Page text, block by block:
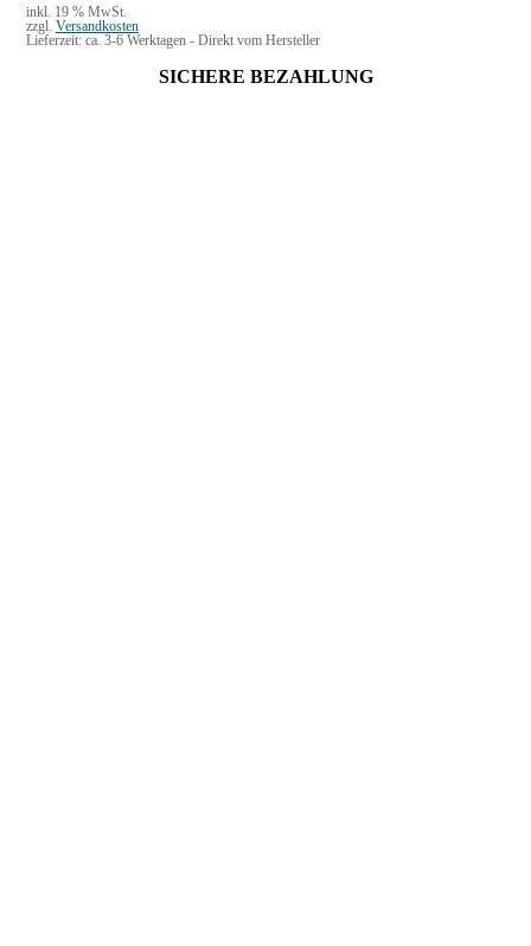
inkl. 19 % MwSt.
zzgl. Versandkosten
Lieferzeit: ca. 3-6 Werktagen - Direkt vom Hersteller
SICHERE BEZAHLUNG